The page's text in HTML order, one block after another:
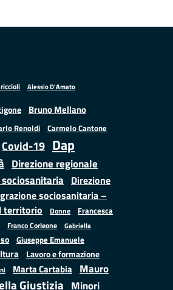
Alessio D'Amato
Bruno Mellano
Renoldi Carmelo Cantone
Covid-19 Dap
Direzione regionale
Direzione
sociosanitaria –
territorio
Donne
Francesca
Franco Corleone
Gabriella
Giuseppe Emanuele
Lavoro e formazione
Marta Cartabia Mauro
Giustizia Minori